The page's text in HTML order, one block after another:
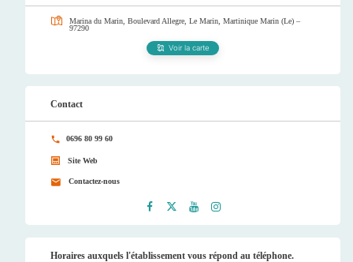
Marina du Marin, Boulevard Allegre, Le Marin, Martinique Marin (Le) –
97290
Voir la carte
Contact
0696 80 99 60
Site Web
Contactez-nous
ook
er
be
ram
Horaires auxquels l'établissement vous répond au téléphone.